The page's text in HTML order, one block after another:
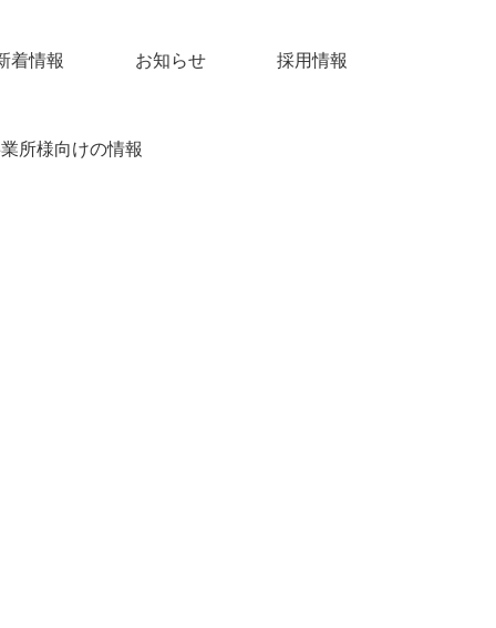
着情報 お知らせ 採用情報
所様向けの情報